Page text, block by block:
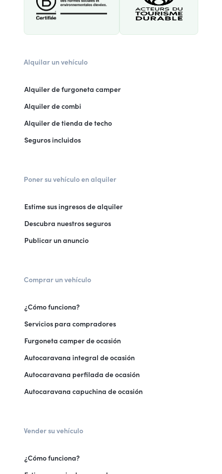
Alquilar un vehículo
Alquiler de furgoneta camper
Alquiler de combi
Alquiler de tienda de techo
Seguros incluidos
Poner su vehículo en alquiler
Estime sus ingresos de alquiler
Descubra nuestros seguros
Publicar un anuncio
Comprar un vehículo
¿Cómo funciona?
Servicios para compradores
Furgoneta camper de ocasión
Autocaravana integral de ocasión
Autocaravana perfilada de ocasión
Autocaravana capuchina de ocasión
Vender su vehículo
¿Cómo funciona?